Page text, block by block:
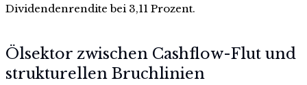
Dividendenrendite bei 3,11 Prozent.
Ölsektor zwischen Cashflow-Flut und
strukturellen Bruchlinien